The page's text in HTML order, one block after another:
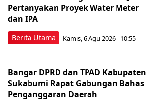
Berita Utama
Pertanyakan Proyek Water Meter
dan IPA
Kamis, 6 Agu 2026 - 10:55
Bangar DPRD dan TPAD Kabupaten
Sukabumi Rapat Gabungan Bahas
Penganggaran Daerah